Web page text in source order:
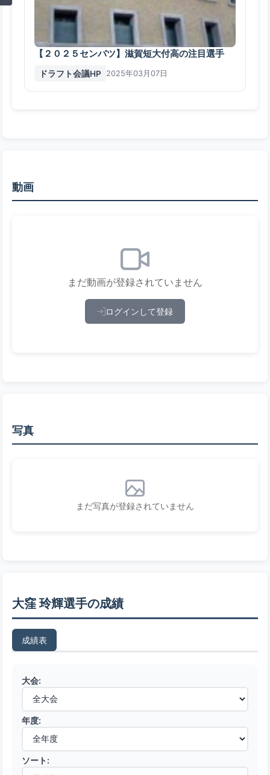
【２０２５センバツ】滋賀短大付高の注目選手
ドラフト会議HP 2025年03月07日
動画
まだ動画が登録されていません
ログインして登録
写真
まだ写真が登録されていません
大窪 玲輝選手の成績
成績表
大会:
年度:
ソート: